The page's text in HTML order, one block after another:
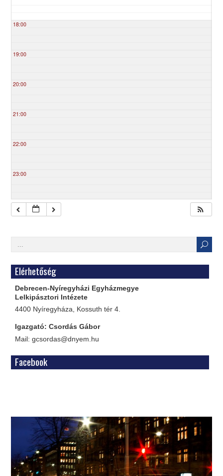
18:00
19:00
20:00
21:00
22:00
23:00
Elérhetőség
Debrecen-Nyíregyházi Egyházmegye
Lelkipásztori Intézete
4400 Nyíregyháza, Kossuth tér 4.
Igazgató: Csordás Gábor
Mail: gcsordas@dnyem.hu
Facebook